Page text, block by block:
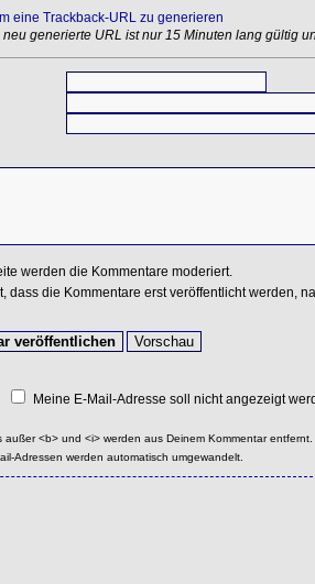
eine Trackback-URL zu generieren
generierte URL ist nur 15 Minuten lang gültig
werden die Kommentare moderiert.
dass die Kommentare erst veröffentlicht werden,
Meine E-Mail-Adresse soll nicht angezeigt
außer <b> und <i> werden aus Deinem Kommentar entfernt.
Adressen werden automatisch umgewandelt.